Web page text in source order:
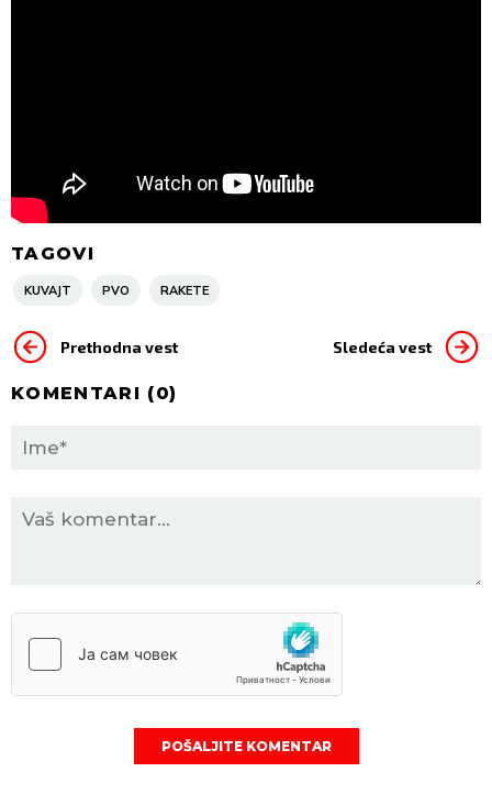
TAGOVI
KUVAJT PVO RAKETE
Prethodna vest Sledeća vest
KOMENTARI (0)
POŠALJITE KOMENTAR